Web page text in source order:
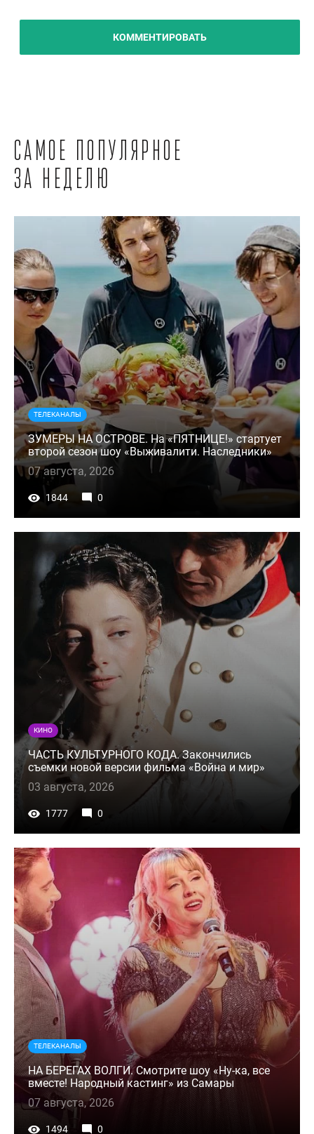
КОММЕНТИРОВАТЬ
Самое популярное
за неделю
ТЕЛЕКАНАЛЫ
ЗУМЕРЫ НА ОСТРОВЕ. На «ПЯТНИЦЕ!» стартует
второй сезон шоу «Выживалити. Наследники»
07 августа, 2026
1844 0
КИНО
ЧАСТЬ КУЛЬТУРНОГО КОДА. Закончились
съемки новой версии фильма «Война и мир»
03 августа, 2026
1777 0
ТЕЛЕКАНАЛЫ
НА БЕРЕГАХ ВОЛГИ. Смотрите шоу «Ну-ка, все
вместе! Народный кастинг» из Самары
07 августа, 2026
1494 0